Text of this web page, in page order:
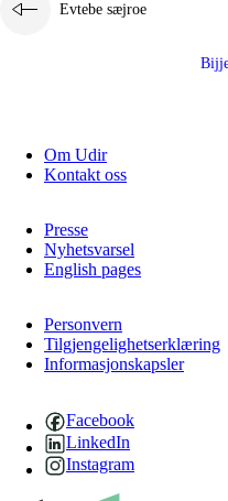
Evtebe sæjroe
Om Udir
Kontakt oss
Presse
Nyhetsvarsel
English pages
Personvern
Tilgjengelighetserklæring
Informasjonskapsler
Facebook
LinkedIn
Instagram